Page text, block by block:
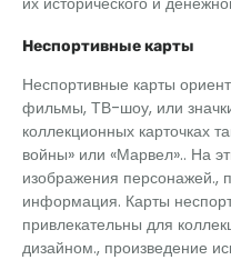
Неспортивные карты
Неспортивные карты
фильмы, ТВ-шоу, или
коллекционных карточках
войны» или «Марвел».. На
изображения персонажей.,
информация. Карты
привлекательны для
дизайном., произведение